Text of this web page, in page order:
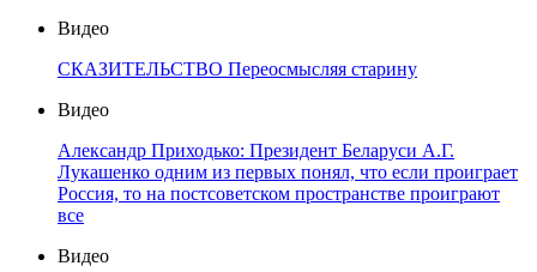
Видео
СКАЗИТЕЛЬСТВО Переосмысляя старину
Видео
Александр Приходько: Президент Беларуси А.Г.
Лукашенко одним из первых понял, что если проиграет
Россия, то на постсоветском пространстве проиграют
все
Видео